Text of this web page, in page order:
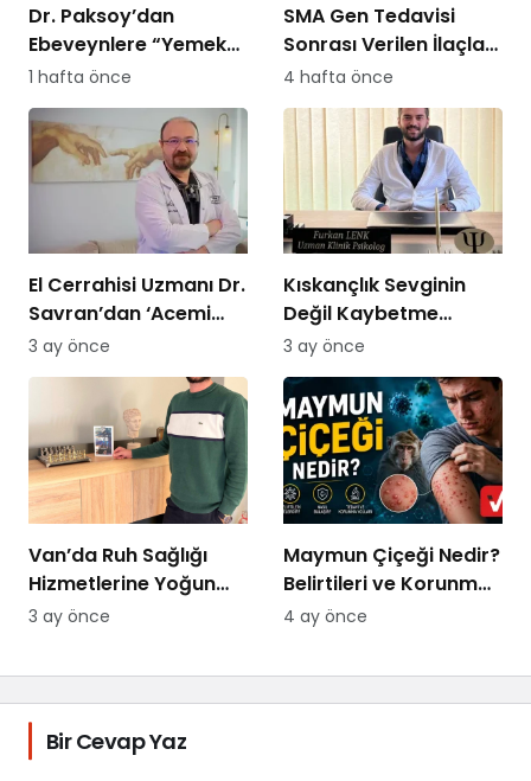
Dr. Paksoy’dan
Ebeveynlere “Yemek
Savaşı” Uyarısı: “B
Planı Sunmayın,
Kararlı Olun”
1 hafta önce
SMA Gen Tedavisi
Sonrası Verilen İlaçları
SGK Ödemeyecek!
4 hafta önce
El Cerrahisi Uzmanı Dr.
Savran’dan ‘Acemi
Kasap’ Uyarısı!
3 ay önce
Kıskançlık Sevginin
Değil Kaybetme
Korkusunun
Göstergesidir: Uzman
Psikolog Açıkladı
3 ay önce
Van’da Ruh Sağlığı
Hizmetlerine Yoğun
Talep: “Randevu
Zorlanıyoruz
3 ay önce
Maymun Çiçeği Nedir?
Belirtileri ve Korunma
Yolları 2026
4 ay önce
Bir Cevap Yaz